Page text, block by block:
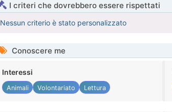
I criteri che dovrebbero essere rispettati
Nessun criterio è stato personalizzato
Conoscere me
Interessi
Animali Volontariato Lettura